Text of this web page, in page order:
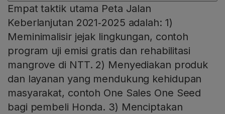
Empat taktik utama Peta Jalan
Keberlanjutan 2021‑2025 adalah: 1)
Meminimalisir jejak lingkungan, contoh
program uji emisi gratis dan rehabilitasi
mangrove di NTT. 2) Menyediakan produk
dan layanan yang mendukung kehidupan
masyarakat, contoh One Sales One Seed
bagi pembeli Honda. 3) Menciptakan